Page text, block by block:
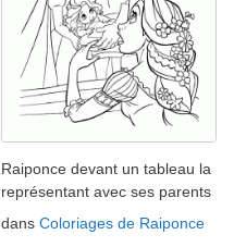
Raiponce devant un tableau la
représentant avec ses parents
dans Coloriages de Raiponce